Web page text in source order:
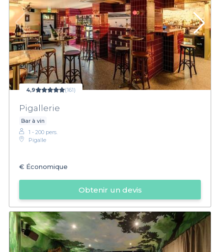
4,9 (161)
Pigallerie
Bar à vin
1 - 200 pers.
Pigalle
€ Économique
Obtenir un devis